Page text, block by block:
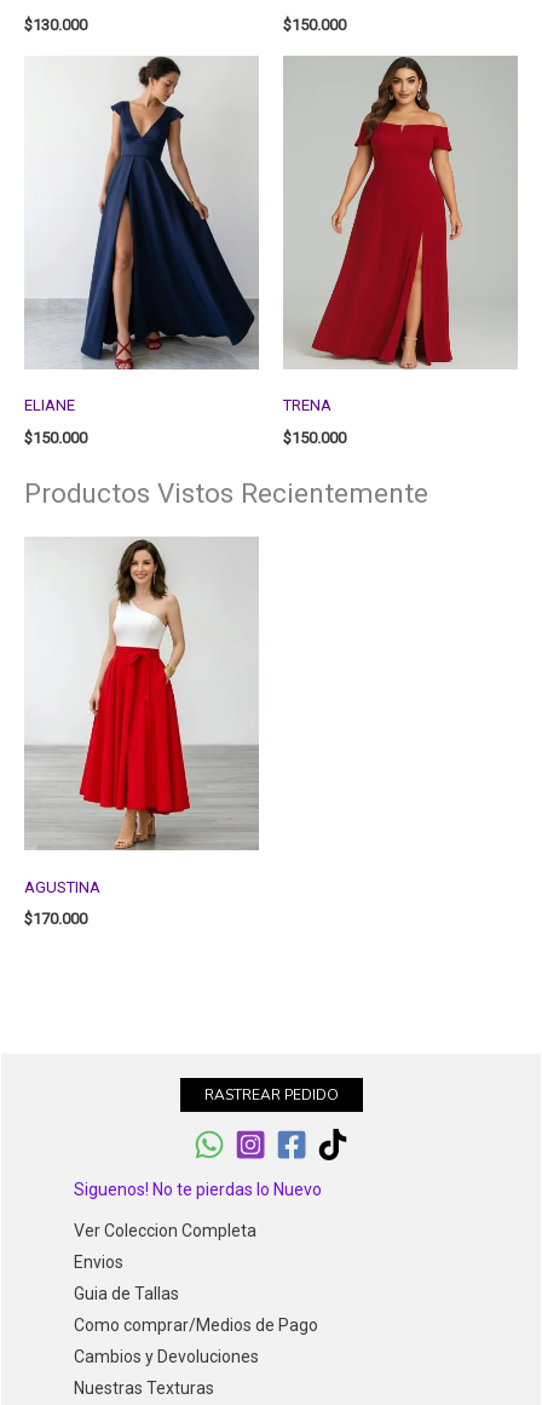
$130.000
$150.000
ELIANE
$150.000
TRENA
$150.000
Productos Vistos Recientemente
AGUSTINA
$170.000
RASTREAR PEDIDO
Siguenos! No te pierdas lo Nuevo
Ver Coleccion Completa
Envios
Guia de Tallas
Como comprar/Medios de Pago
Cambios y Devoluciones
Nuestras Texturas